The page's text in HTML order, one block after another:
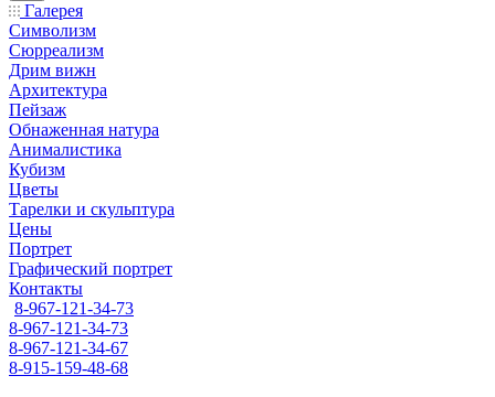
Галерея
Символизм
Сюрреализм
Дрим вижн
Архитектура
Пейзаж
Обнаженная натура
Анималистика
Кубизм
Цветы
Тарелки и скульптура
Цены
Портрет
Графический портрет
Контакты
8-967-121-34-73
8-967-121-34-73
8-967-121-34-67
8-915-159-48-68